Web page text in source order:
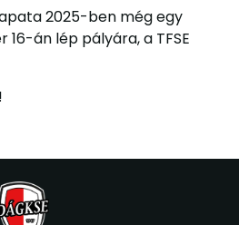
2025-ben még egy
án lép pályára, a TFSE